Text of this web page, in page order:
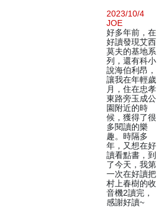
2023/10/4
JOE
好多年前，在
好讀發現艾西
莫夫的基地系
列，還有科小
說海伯利昂，
讓我在年輕歲
月，住在忠孝
東路旁玉成公
園附近的時
候，獲得了很
多閱讀的樂
趣。時隔多
年，又想在好
讀看點書，到
了今天，我第
一次在好讀把
村上春樹的收
音機2讀完，
感謝好讀~